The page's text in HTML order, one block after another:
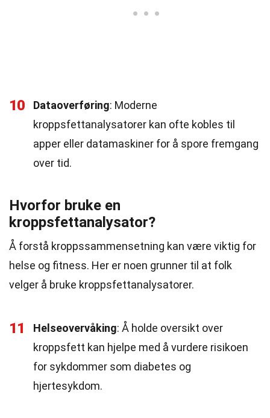
10 Dataoverføring: Moderne
kroppsfettanalysatorer kan ofte kobles til
apper eller datamaskiner for å spore fremgang
over tid.
Hvorfor bruke en
kroppsfettanalysator?
Å forstå kroppssammensetning kan være viktig for
helse og fitness. Her er noen grunner til at folk
velger å bruke kroppsfettanalysatorer.
11 Helseovervåking: Å holde oversikt over
kroppsfett kan hjelpe med å vurdere risikoen
for sykdommer som diabetes og
hjertesykdom.